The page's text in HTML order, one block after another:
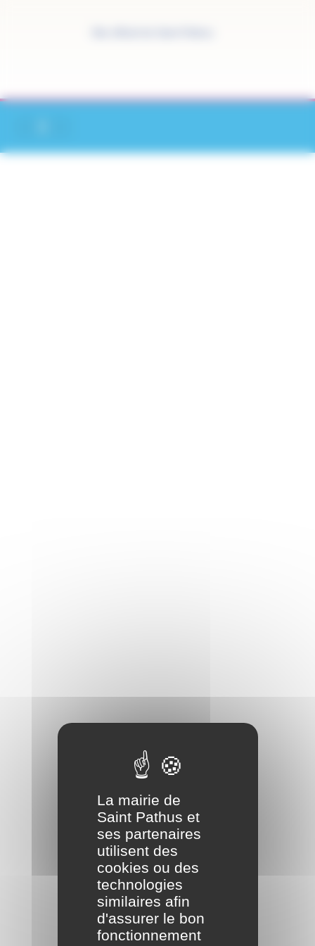
La mairie de
Saint Pathus et
ses partenaires
utilisent des
cookies ou des
technologies
similaires afin
d'assurer le bon
fonctionnement